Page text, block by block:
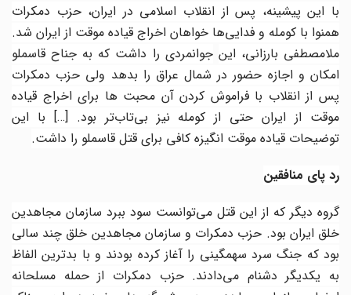
با این پیشینه، پس از انقلاب اسلامی در ایران، حزب دمکرات
همنوا با کومله و فدایی‌ها خواهان اخراج قیاده موقت از ایران شد.
ملامصطفی بارزانی، این جوانمردی را داشت که به جناح قاسملو
امکان و اجازه حضور در شمال عراق را بدهد ولی حزب دمکرات
پس از انقلاب با فراموش کردن آن محبت ها برای اخراج قیاده
موقت از ایران حتی از کومله نیز بی‌تاب‌تر بود.[…]با این
توضیحات قیاده موقت انگیزه کافی برای قتل قاسملو را داشت.
رد پای منافقین
گروه دیگر که از این قتل می‌توانست سود ببرد سازمان مجاهدین
خلق ایران بود. حزب دمکرات و سازمان مجاهدین خلق چند سالی
بود که جنگ سرد سهمگینی را آغاز کرده بودند و با بدترین الفاظ
به یکدیگر دشنام می‌دادند. حزب دمکرات از حمله مسلحانه